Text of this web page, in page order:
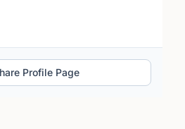
Profile Page